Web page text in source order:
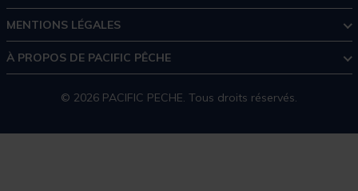
MENTIONS LÉGALES
À PROPOS DE PACIFIC PÊCHE
© 2026 PACIFIC PECHE. Tous droits réservés.